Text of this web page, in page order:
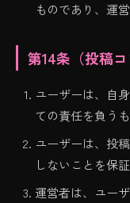
ものであり、運
第14条（投稿コ
ユーザーは、自
ての責任を負う
ユーザーは、投
しないことを保
運営者は、ユー